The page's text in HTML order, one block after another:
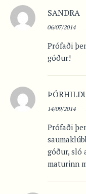
SANDRA
06/07/2014
Prófaði
góður!
14/09/2014
Prófaði
góður, sló
maturinn